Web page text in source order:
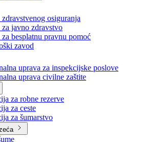
socijalni rad
stara i iznemogla lica
bolnica
osiguranja
javno zdravstvo
besplatnu pravnu pomoć
zavod
uprava za inspekcijske poslove
uprava civilne zaštite
za robne rezerve
za ceste